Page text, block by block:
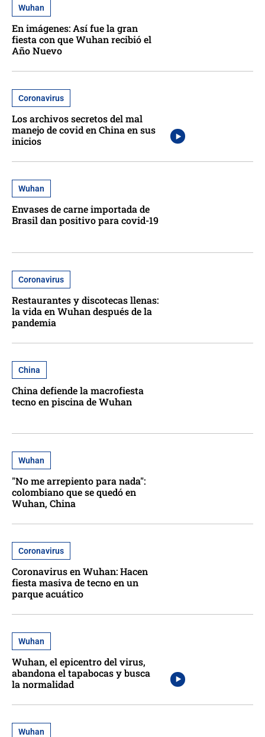
Wuhan
En imágenes: Así fue la gran
fiesta con que Wuhan recibió el
Año Nuevo
Coronavirus
Los archivos secretos del mal
manejo de covid en China en sus
inicios
Wuhan
Envases de carne importada de
Brasil dan positivo para covid-19
Coronavirus
Restaurantes y discotecas llenas:
la vida en Wuhan después de la
pandemia
China
China defiende la macrofiesta
tecno en piscina de Wuhan
Wuhan
"No me arrepiento para nada":
colombiano que se quedó en
Wuhan, China
Coronavirus
Coronavirus en Wuhan: Hacen
fiesta masiva de tecno en un
parque acuático
Wuhan
Wuhan, el epicentro del virus,
abandona el tapabocas y busca
la normalidad
Wuhan